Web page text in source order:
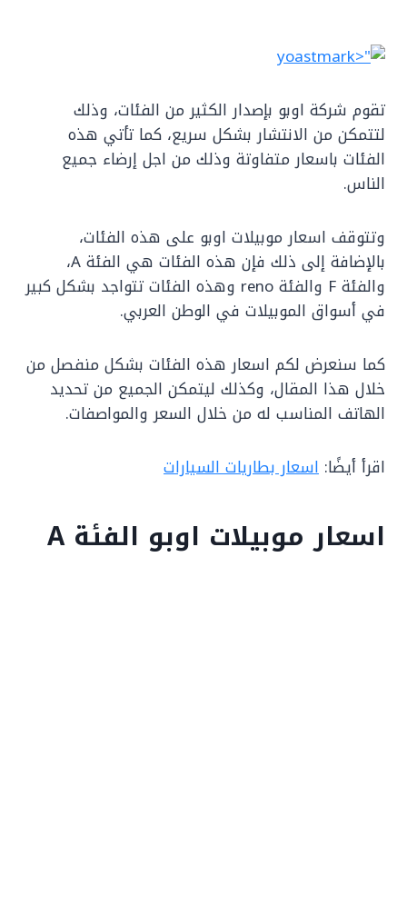
تقوم شركة اوبو بإصدار الكثير من الفئات، وذلك
لتتمكن من الانتشار بشكل سريع، كما تأتي هذه
الفئات باسعار متفاوتة وذلك من اجل إرضاء جميع
الناس.
وتتوقف اسعار موبيلات اوبو على هذه الفئات،
بالإضافة إلى ذلك فإن هذه الفئات هي الفئة A،
والفئة F والفئة reno وهذه الفئات تتواجد بشكل كبير
في أسواق الموبيلات في الوطن العربي.
كما سنعرض لكم اسعار هذه الفئات بشكل منفصل من
خلال هذا المقال، وكذلك ليتمكن الجميع من تحديد
الهاتف المناسب له من خلال السعر والمواصفات.
اقرأ أيضًا: اسعار بطاريات السيارات
اسعار موبيلات اوبو الفئة A